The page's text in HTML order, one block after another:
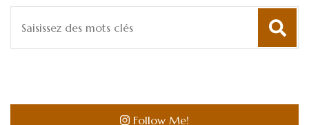
pour
:
Follow Me!